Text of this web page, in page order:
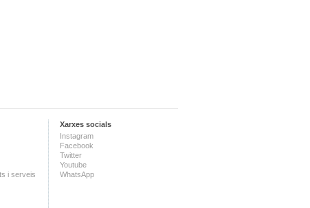
i serveis
Xarxes socials
Instagram
Facebook
Twitter
Youtube
WhatsApp